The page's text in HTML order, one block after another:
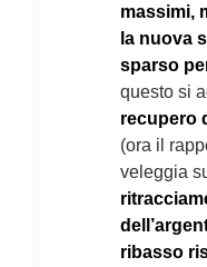
massimi,
la nuova
sparso
questo si
recupero
(ora il
veleggia
ribasso